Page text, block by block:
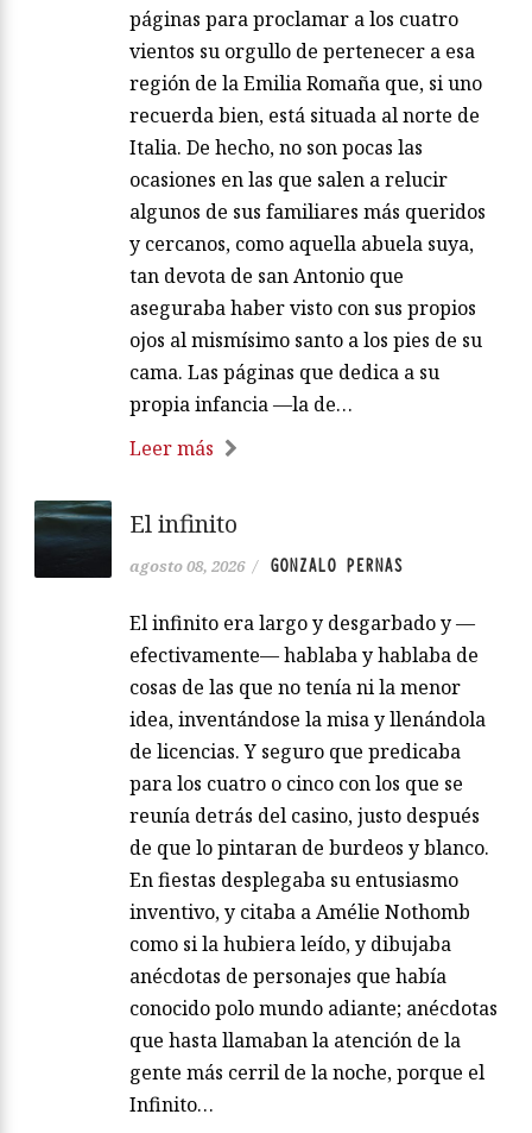
páginas para proclamar a los cuatro
vientos su orgullo de pertenecer a esa
región de la Emilia Romaña que, si uno
recuerda bien, está situada al norte de
Italia. De hecho, no son pocas las
ocasiones en las que salen a relucir
algunos de sus familiares más queridos
y cercanos, como aquella abuela suya,
tan devota de san Antonio que
aseguraba haber visto con sus propios
ojos al mismísimo santo a los pies de su
cama. Las páginas que dedica a su
propia infancia —la de…
Leer más
El infinito
agosto 08, 2026 / GONZALO PERNAS
El infinito era largo y desgarbado y —
efectivamente— hablaba y hablaba de
cosas de las que no tenía ni la menor
idea, inventándose la misa y llenándola
de licencias. Y seguro que predicaba
para los cuatro o cinco con los que se
reunía detrás del casino, justo después
de que lo pintaran de burdeos y blanco.
En fiestas desplegaba su entusiasmo
inventivo, y citaba a Amélie Nothomb
como si la hubiera leído, y dibujaba
anécdotas de personajes que había
conocido polo mundo adiante; anécdotas
que hasta llamaban la atención de la
gente más cerril de la noche, porque el
Infinito…